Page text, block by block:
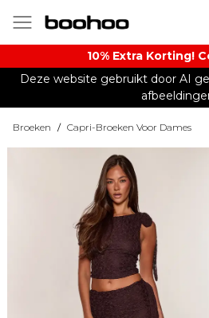
10% Extra Korting!
Deze website gebruikt door AI
Broeken / Capri-Broeken Voor Dames